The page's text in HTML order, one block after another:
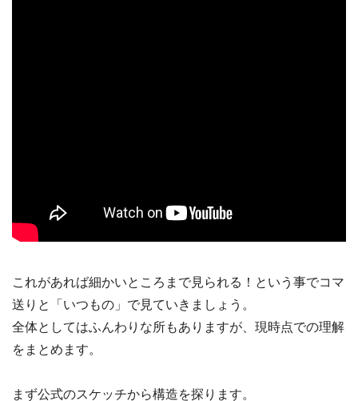
これがあれば細かいところまで見られる！という事でコマ
送りと「いつもの」で見ていきましょう。
全体としてはふんわりな所もありますが、現時点での理解
をまとめます。
まず公式のスケッチから構造を探ります。